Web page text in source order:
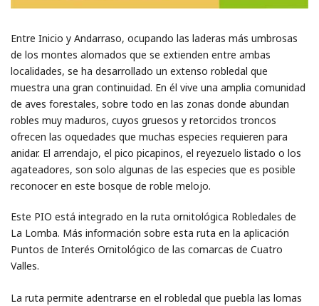
Entre Inicio y Andarraso, ocupando las laderas más umbrosas
de los montes alomados que se extienden entre ambas
localidades, se ha desarrollado un extenso robledal que
muestra una gran continuidad. En él vive una amplia comunidad
de aves forestales, sobre todo en las zonas donde abundan
robles muy maduros, cuyos gruesos y retorcidos troncos
ofrecen las oquedades que muchas especies requieren para
anidar. El arrendajo, el pico picapinos, el reyezuelo listado o los
agateadores, son solo algunas de las especies que es posible
reconocer en este bosque de roble melojo.
Este PIO está integrado en la ruta ornitológica Robledales de
La Lomba. Más información sobre esta ruta en la aplicación
Puntos de Interés Ornitológico de las comarcas de Cuatro
Valles.
La ruta permite adentrarse en el robledal que puebla las lomas